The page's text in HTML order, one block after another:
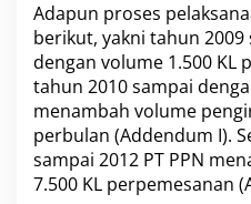
n
K
o
r
u
p
s
i
P
e
Adapun proses
berikut, yakni tahun 2009
dengan volume 1.500 KL
tahun 2010 sampai
menambah volume
perbulan (Addendum I).
sampai 2012 PT PPN
7.500 KL perpemesanan